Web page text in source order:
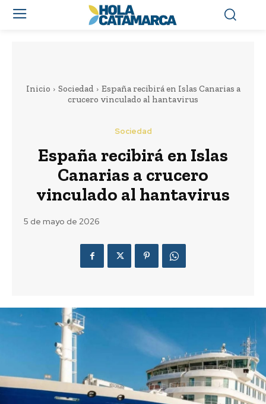
Inicio Sociedad
España recibirá en Islas Canarias a
crucero vinculado al hantavirus
Sociedad
España recibirá en Islas
Canarias a crucero
vinculado al hantavirus
5 de mayo de 2026